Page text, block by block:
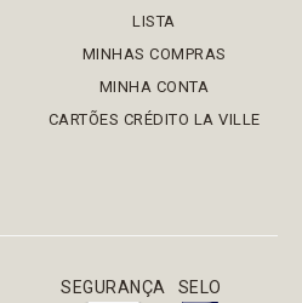
LISTA
MINHAS COMPRAS
MINHA CONTA
CARTÕES CRÉDITO LA VILLE
SEGURANÇA SELO